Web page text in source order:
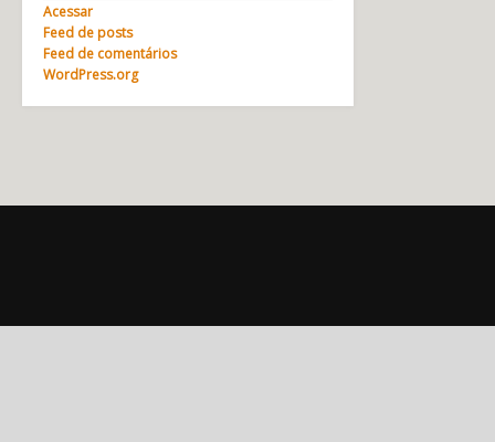
Acessar
Feed de posts
Feed de comentários
WordPress.org